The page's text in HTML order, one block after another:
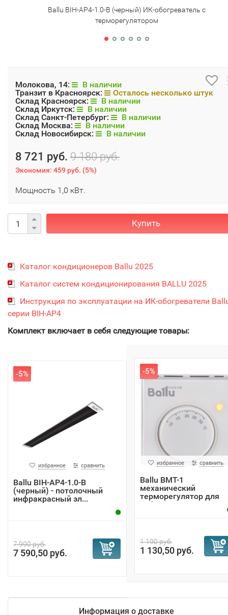
Ballu BIH-AP4-1.0-В (черный) ИК-обогреватель с
терморегулятором
Молокова, 14:
В наличии
Транзит в Красноярск:
Осталось несколько штук
Склад Красноярск:
В наличии
Склад Иркутск:
В наличии
Склад Санкт-Петербург:
В наличии
Склад Москва:
В наличии
Склад Новосибирск:
В наличии
8 721 руб. 9 180 руб.
Экономия: 459 руб. (5%)
Мощность 1,0 кВт.
Купить
Каталог кондиционеров Ballu 2025
Каталог систем кондиционирования BALLU 2025
Инструкция по эксплуатации на ИК-обогреватели
серии BIH-AP4
Комплект включает в себя следующие товары:
-5%
избранное сравнить
Ballu BIH-AP4-1.0-В
(черный) - потолочный
инфракрасный эл...
7 990 руб.
7 590,50 руб.
-5%
избранное сравнить
Ballu BMT-1
механический
терморегулятор для
инфракрасного...
1 190 руб.
1 130,50 руб.
Информация о доставке